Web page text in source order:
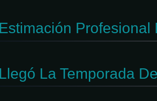
Estimación Profesional
Llegó La Temporada